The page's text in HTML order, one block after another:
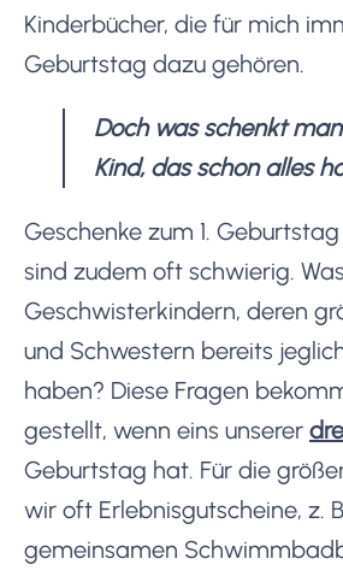
Kinderbücher, die für mich
Geburtstag dazu gehören.
Doch was schenkt
Kind, das schon alles
Geschenke zum 1.
sind zudem oft schwierig.
Geschwisterkindern, deren
und Schwestern bereits
haben? Diese Fragen
gestellt, wenn eins unserer
Geburtstag hat. Für die
wir oft Erlebnisgutscheine, z.
gemeinsamen